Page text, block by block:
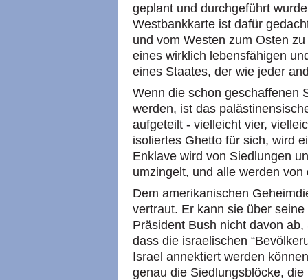
geplant und durchgeführt
Westbankkarte ist dafür
und vom Westen zum Osten
eines wirklich lebensfähigen
eines Staates, der wie jeder
Wenn die schon geschaffenen
werden, ist das
aufgeteilt - vielleicht vier,
isoliertes Ghetto für sich, wird
Enklave wird von Siedlungen
umzingelt, und alle werden
Dem amerikanischen
vertraut. Er kann sie über
Präsident Bush nicht davon
dass die israelischen
Israel annektiert werden
genau die Siedlungsblöcke,